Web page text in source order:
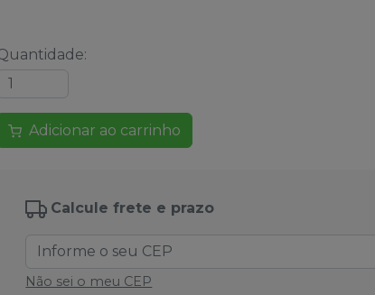
:
Adicionar ao carrinho
Calcule frete e prazo
Não sei o meu CEP